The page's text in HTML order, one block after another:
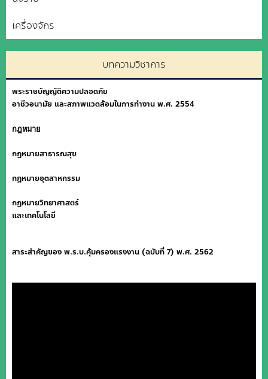
เครื่องจักร
บทความวิชาการ
พระราชบัญญัติความปลอดภัย
อาชีวอนามัย และสภาพแวดล้อมในการทำงาน พ.ศ. 2554
กฎหมาย
กฎหมายสาธารณสุข
กฎหมายอุตสาหกรรม
กฏหมายวิทยาศาสตร์
และเทคโนโลยี
สาระสำคัญของ พ.ร.บ.คุ้มครองแรงงาน (ฉบับที่ 7) พ.ศ. 2562